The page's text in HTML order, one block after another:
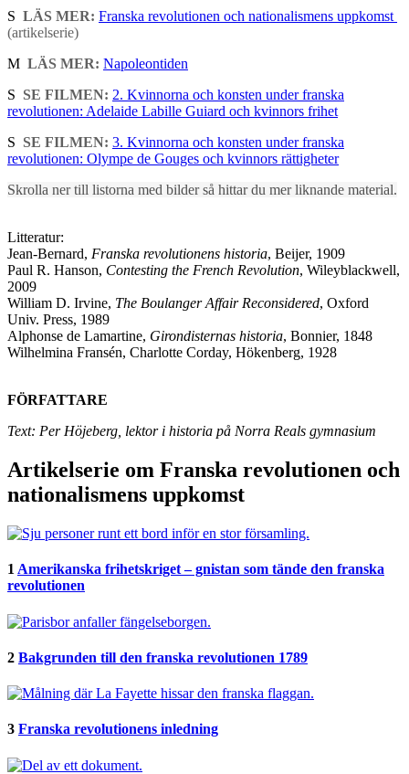
S LÄS MER: Franska revolutionen och nationalismens uppkomst
(artikelserie)
M LÄS MER: Napoleontiden
S SE FILMEN: 2. Kvinnorna och konsten under franska
revolutionen: Adelaide Labille Guiard och kvinnors frihet
S SE FILMEN: 3. Kvinnorna och konsten under franska
revolutionen: Olympe de Gouges och kvinnors rättigheter
Skrolla ner till listorna med bilder så hittar du mer liknande material.
Litteratur:
Jean-Bernard, Franska revolutionens historia, Beijer, 1909
Paul R. Hanson, Contesting the French Revolution, Wileyblackwell,
2009
William D. Irvine, The Boulanger Affair Reconsidered, Oxford
Univ. Press, 1989
Alphonse de Lamartine, Girondisternas historia, Bonnier, 1848
Wilhelmina Fransén, Charlotte Corday, Hökenberg, 1928
FÖRFATTARE
Text: Per Höjeberg, lektor i historia på Norra Reals gymnasium
Artikelserie om Franska revolutionen och
nationalismens uppkomst
1 Amerikanska frihetskriget – gnistan som tände den franska
revolutionen
2 Bakgrunden till den franska revolutionen 1789
3 Franska revolutionens inledning